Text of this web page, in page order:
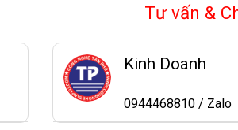
Tư vấn &
Kinh Doanh
0944468810 / Zalo